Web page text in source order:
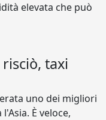
elevata che può
taxi
uno dei migliori
È veloce,